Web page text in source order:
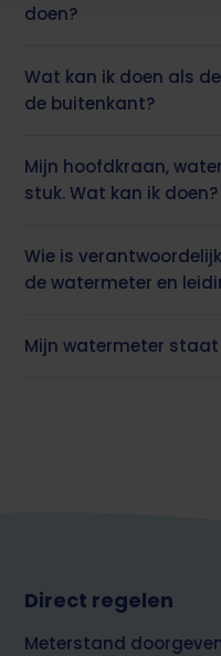
onderaan de pagina.
doen?
Wat kan ik doen als
de buitenkant?
Mijn hoofdkraan,
stuk. Wat kan ik doen?
Wie is
de watermeter en
Mijn watermeter
Footer
Direct regelen
Meterstand